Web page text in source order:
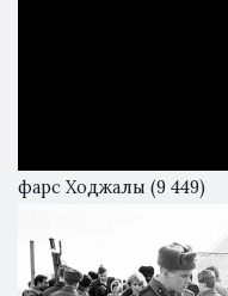
фарс Ходжалы (9 449)